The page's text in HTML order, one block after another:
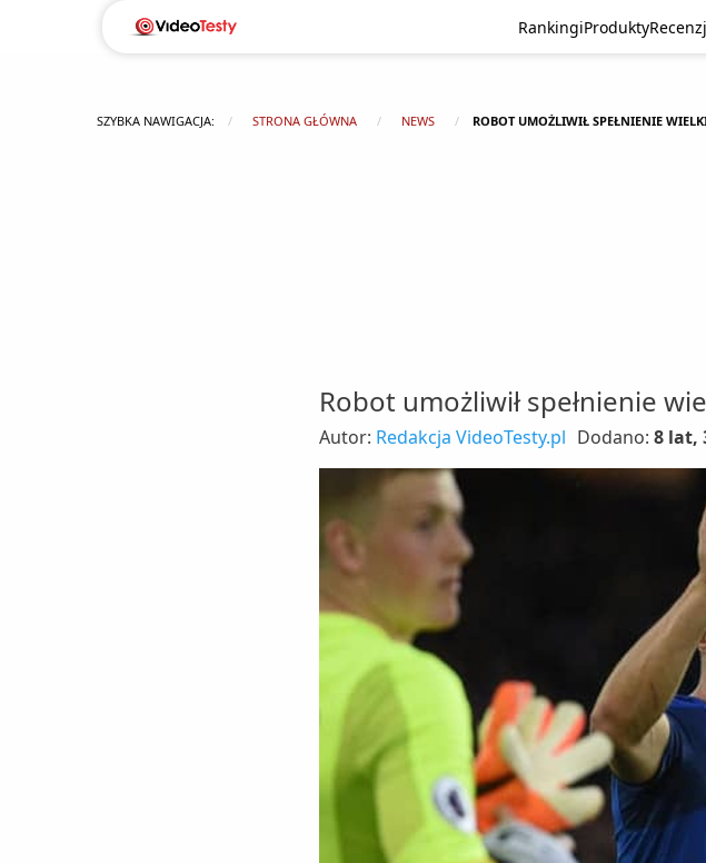
RankingiProdukty
SZYBKA NAWIGACJA: STRONA GŁÓWNA NEWS ROBOT UMOŻLIWIŁ SPEŁNIENIE
Robot umożliwił spełnienie
Autor: Redakcja VideoTesty.pl Dodano: 8 lat,